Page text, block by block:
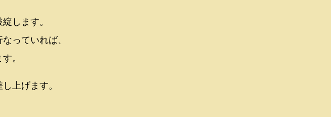
します。
っていれば、
。
上げます。